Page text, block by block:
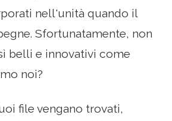
nell'unità quando il
Sfortunatamente, non
belli e innovativi come
noi?
file vengano trovati,